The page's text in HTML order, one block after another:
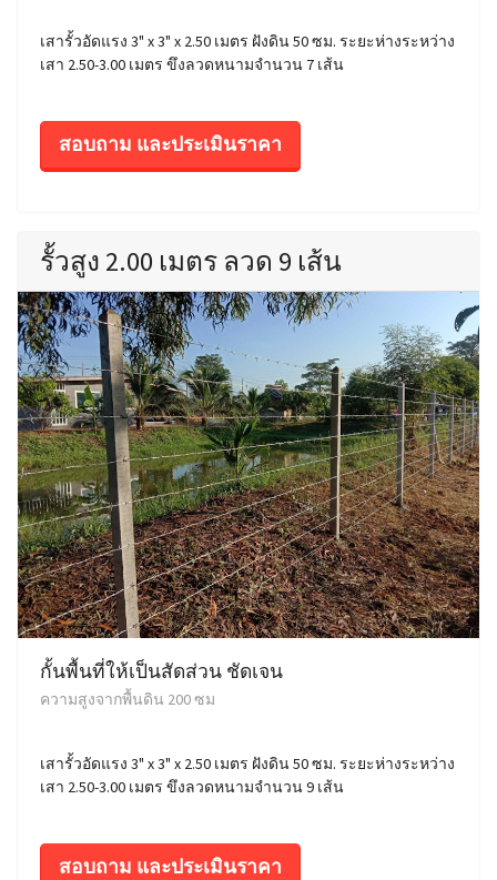
เสารั้วอัดแรง 3" x 3" x 2.50 เมตร ฝังดิน 50 ซม. ระยะห่างระหว่าง
เสา 2.50-3.00 เมตร ขึงลวดหนามจำนวน 7 เส้น
สอบถาม และประเมินราคา
รั้วสูง 2.00 เมตร ลวด 9 เส้น
กั้นพื้นที่ให้เป็นสัดส่วน ชัดเจน
ความสูงจากพื้นดิน 200 ซม
เสารั้วอัดแรง 3" x 3" x 2.50 เมตร ฝังดิน 50 ซม. ระยะห่างระหว่าง
เสา 2.50-3.00 เมตร ขึงลวดหนามจำนวน 9 เส้น
สอบถาม และประเมินราคา